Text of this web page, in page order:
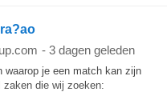
- 3 dagen geleden
waarop je een match kan zijn
die wij zoeken: